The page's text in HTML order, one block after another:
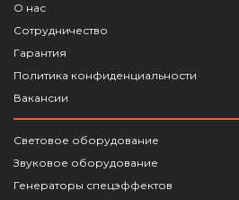
О нас
Сотрудничество
Гарантия
Политика конфиденциальности
Вакансии
Световое оборудование
Звуковое оборудование
Генераторы спецэффектов